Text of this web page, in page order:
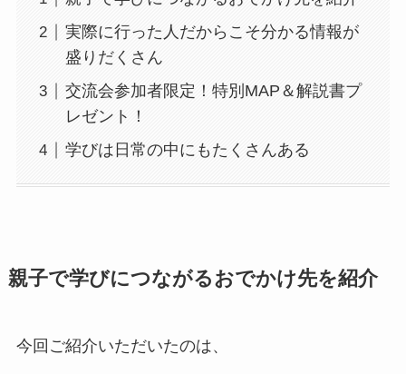
実際に行った人だからこそ分かる情報が
盛りだくさん
交流会参加者限定！特別MAP＆解説書プ
レゼント！
学びは日常の中にもたくさんある
親子で学びにつながるおでかけ先を紹介
今回ご紹介いただいたのは、